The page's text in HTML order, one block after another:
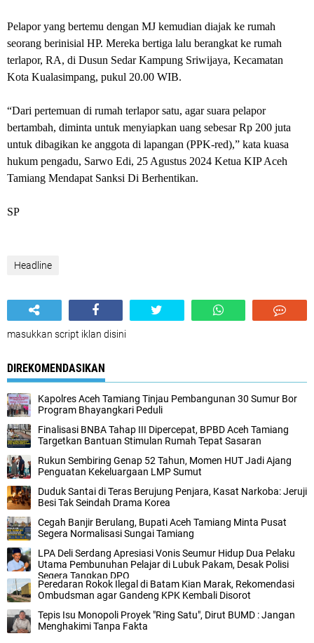
Pelapor yang bertemu dengan MJ kemudian diajak ke rumah
seorang berinisial HP. Mereka bertiga lalu berangkat ke rumah
terlapor, RA, di Dusun Sedar Kampung Sriwijaya, Kecamatan
Kota Kualasimpang, pukul 20.00 WIB.
“Dari pertemuan di rumah terlapor satu, agar suara pelapor
bertambah, diminta untuk menyiapkan uang sebesar Rp 200 juta
untuk dibagikan ke anggota di lapangan (PPK-red),” kata kuasa
hukum pengadu, Sarwo Edi, 25 Agustus 2024 Ketua KIP Aceh
Tamiang Mendapat Sanksi Di Berhentikan.
SP
Headline
masukkan script iklan disini
DIREKOMENDASIKAN
Kapolres Aceh Tamiang Tinjau Pembangunan 30 Sumur Bor
Program Bhayangkari Peduli
Finalisasi BNBA Tahap III Dipercepat, BPBD Aceh Tamiang
Targetkan Bantuan Stimulan Rumah Tepat Sasaran
Rukun Sembiring Genap 52 Tahun, Momen HUT Jadi Ajang
Penguatan Kekeluargaan LMP Sumut
Duduk Santai di Teras Berujung Penjara, Kasat Narkoba: Jeruji
Besi Tak Seindah Drama Korea
Cegah Banjir Berulang, Bupati Aceh Tamiang Minta Pusat
Segera Normalisasi Sungai Tamiang
LPA Deli Serdang Apresiasi Vonis Seumur Hidup Dua Pelaku
Utama Pembunuhan Pelajar di Lubuk Pakam, Desak Polisi
Segera Tangkap DPO
Peredaran Rokok Ilegal di Batam Kian Marak, Rekomendasi
Ombudsman agar Gandeng KPK Kembali Disorot
Tepis Isu Monopoli Proyek "Ring Satu", Dirut BUMD : Jangan
Menghakimi Tanpa Fakta